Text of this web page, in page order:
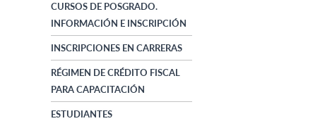
CURSOS DE POSGRADO.
INFORMACIÓN E INSCRIPCIÓN
INSCRIPCIONES EN CARRERAS
RÉGIMEN DE CRÉDITO FISCAL
PARA CAPACITACIÓN
ESTUDIANTES